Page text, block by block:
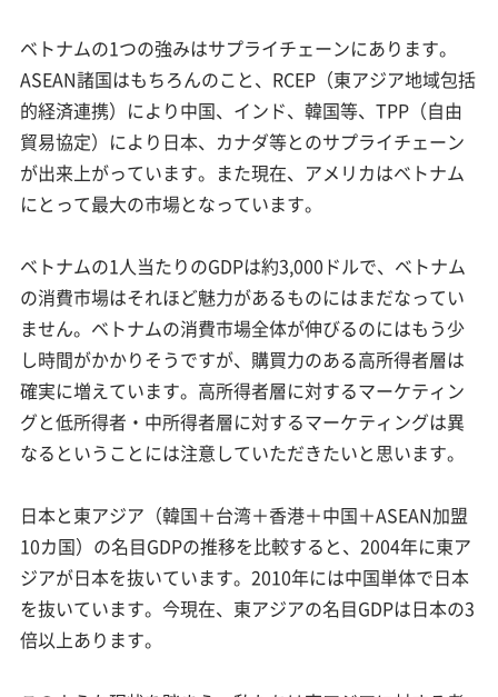
ベトナムの1つの強みはサプライチェーンにあります。
ASEAN諸国はもちろんのこと、RCEP（東アジア地域包括
的経済連携）により中国、インド、韓国等、TPP（自由
貿易協定）により日本、カナダ等とのサプライチェーン
が出来上がっています。また現在、アメリカはベトナム
にとって最大の市場となっています。
ベトナムの1人当たりのGDPは約3,000ドルで、ベトナム
の消費市場はそれほど魅力があるものにはまだなってい
ません。ベトナムの消費市場全体が伸びるのにはもう少
し時間がかかりそうですが、購買力のある高所得者層は
確実に増えています。高所得者層に対するマーケティン
グと低所得者・中所得者層に対するマーケティングは異
なるということには注意していただきたいと思います。
日本と東アジア（韓国＋台湾＋香港＋中国＋ASEAN加盟
10カ国）の名目GDPの推移を比較すると、2004年に東ア
ジアが日本を抜いています。2010年には中国単体で日本
を抜いています。今現在、東アジアの名目GDPは日本の3
倍以上あります。